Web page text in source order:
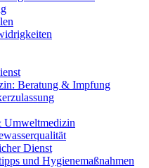
Beratung & Impfung
Umweltmedizin
Dienst
und Hygienemaßnahmen